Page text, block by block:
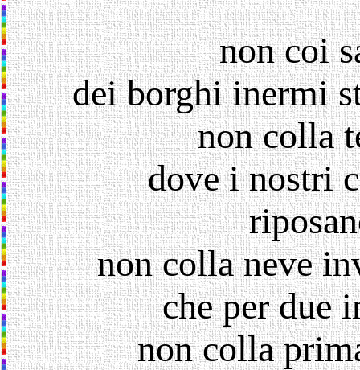
non coi
dei borghi inermi
non colla
dove i nostri
non colla neve
che per due
non colla